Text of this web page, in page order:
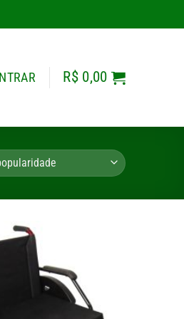
R$0,00